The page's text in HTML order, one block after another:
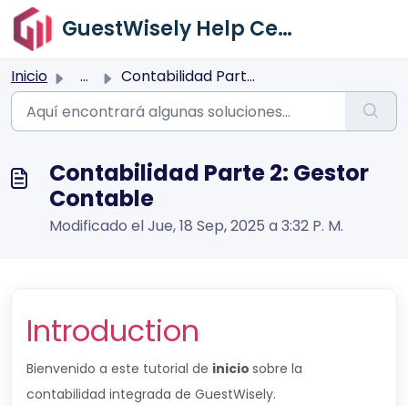
Saltar al contenido principal
GuestWisely Help Center
Inicio ... Contabilidad Parte 2: Gestor Contable
Contabilidad Parte 2: Gestor
Contable
Modificado el Jue, 18 Sep, 2025 a 3:32 P. M.
Introduction
Bienvenido a este tutorial de inicio sobre la
contabilidad integrada de GuestWisely.